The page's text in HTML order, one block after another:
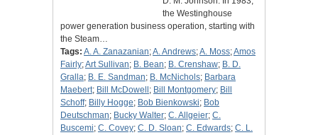
the Westinghouse
power generation business operation, starting with
the Steam…
Tags: A. A. Zanazanian;A. Andrews;A. Moss;Amos
Fairly;Art Sullivan; B. Bean; B. Crenshaw; B. D.
Gralla; B. E. Sandman; B. McNichols; Barbara
Maebert; Bill McDowell ; Bill Montgomery; Bill
Schoff; Billy Hogge; Bob Bienkowski; Bob
Deutschman; Bucky Walter; C. Allgeier; C.
Buscemi; C. Covey; C. D. Sloan; C. Edwards; C. L.